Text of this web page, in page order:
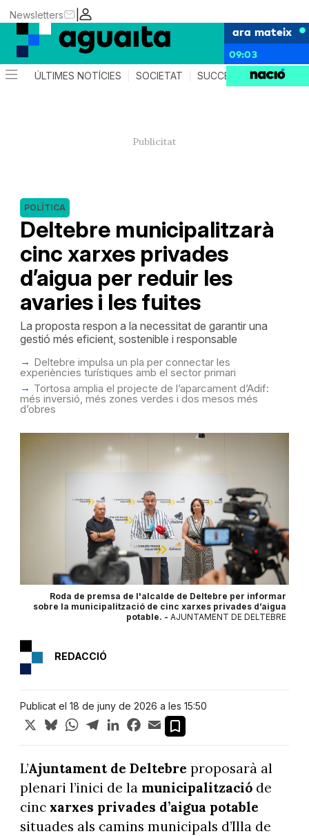
|
Newsletters
ara mateix
09:03
ÚLTIMES NOTÍCIES SOCIETAT SUCCESSOS AGENDA
Deltebre municipalitzarà
cinc xarxes privades
d’aigua per reduir les
avaries i les fuites
POLÍTICA
La proposta respon a la necessitat de garantir una
gestió més eficient, sostenible i responsable
Deltebre impulsa un pla per connectar les
experiències turístiques amb el sector primari
Tortosa amplia el projecte de l’aparcament d’Adif:
més inversió, més zones verdes i dos mesos més
d’obres
Roda de premsa de l'alcalde de Deltebre per informar
sobre la municipalització de cinc xarxes privades d’aigua
potable. - AJUNTAMENT DE DELTEBRE
REDACCIÓ
Publicat el 18 de juny de 2026 a les 15:50
X BlueskyWhatsApp
TelegramLinkedInFacebook
Email
L’Ajuntamentde Deltebre proposarà al
plenari l’inici de la municipalitzacióde
cinc xarxes privades d’aigua potable
situades als camins municipals d’Illa de